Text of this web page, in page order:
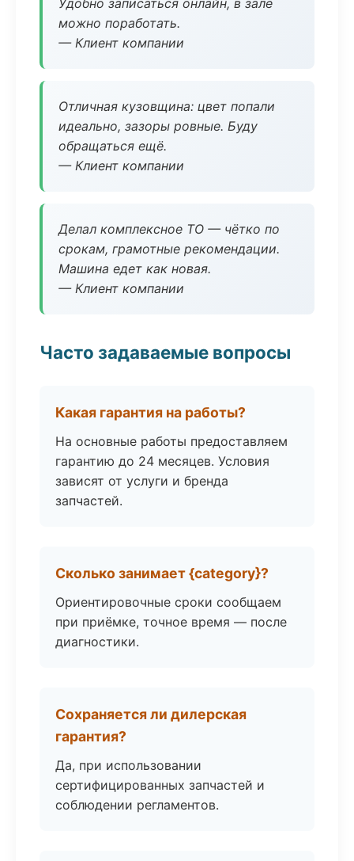
Удобно записаться онлайн, в зале
можно поработать.
— Клиент компании
Отличная кузовщина: цвет попали
идеально, зазоры ровные. Буду
обращаться ещё.
— Клиент компании
Делал комплексное ТО — чётко по
срокам, грамотные рекомендации.
Машина едет как новая.
— Клиент компании
Часто задаваемые вопросы
Какая гарантия на работы?
На основные работы предоставляем
гарантию до 24 месяцев. Условия
зависят от услуги и бренда
запчастей.
Сколько занимает {category}?
Ориентировочные сроки сообщаем
при приёмке, точное время — после
диагностики.
Сохраняется ли дилерская
гарантия?
Да, при использовании
сертифицированных запчастей и
соблюдении регламентов.